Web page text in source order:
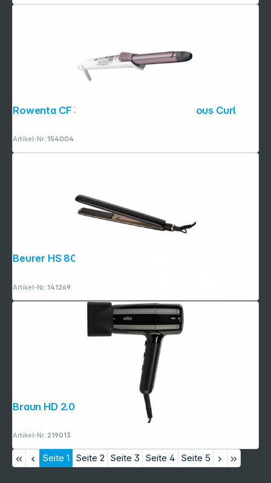
Rowenta CF 3460 Premium Care Precious Curl
Artikel-Nr.:154004
Artikel-Nr.:141269
Artikel-Nr.:219013
Seite 1 Seite 2 Seite 3 Seite 4 Seite 5